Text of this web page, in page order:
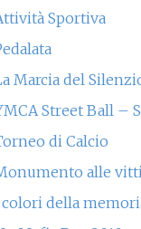
Sportiva
Marcia del
Street Ball –
di Calcio
alle
della